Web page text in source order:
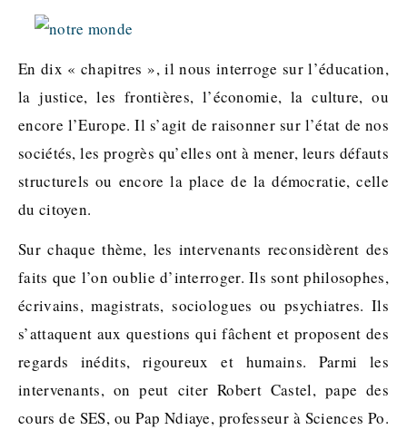
En dix « chapitres », il nous interroge sur l’éducation,
la justice, les frontières, l’économie, la culture, ou
encore l’Europe. Il s’agit de raisonner sur l’état de nos
sociétés, les progrès qu’elles ont à mener, leurs défauts
structurels ou encore la place de la démocratie, celle
du citoyen.
Sur chaque thème, les intervenants reconsidèrent des
faits que l’on oublie d’interroger. Ils sont philosophes,
écrivains, magistrats, sociologues ou psychiatres. Ils
s’attaquent aux questions qui fâchent et proposent des
regards inédits, rigoureux et humains. Parmi les
intervenants, on peut citer Robert Castel, pape des
cours de SES, ou Pap Ndiaye, professeur à Sciences Po.